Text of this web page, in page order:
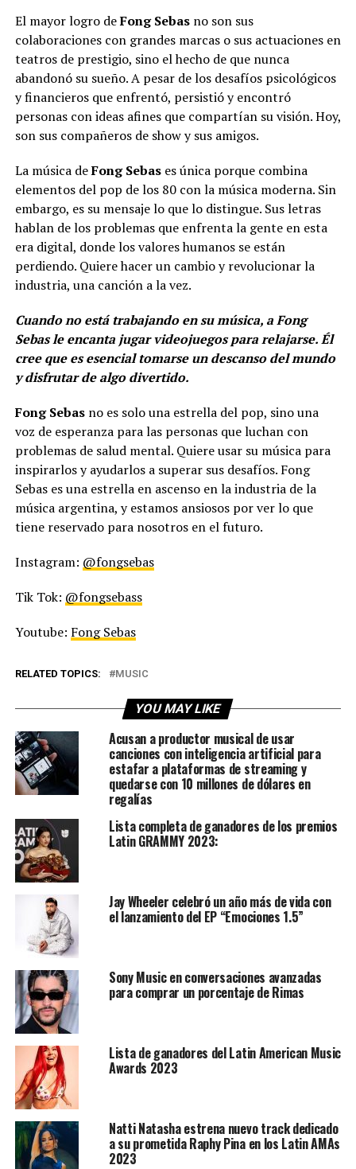
El mayor logro deFong Sebasno son sus
colaboraciones con grandes marcas o sus actuaciones en
teatros de prestigio, sino el hecho de que nunca
abandonó su sueño. A pesar de los desafíos psicológicos
y financieros que enfrentó, persistió y encontró
personas con ideas afines que compartían su visión. Hoy,
son sus compañeros de show y sus amigos.
La música deFong Sebases única porque combina
elementos del pop de los 80 con la música moderna. Sin
embargo, es su mensaje lo que lo distingue. Sus letras
hablan de los problemas que enfrenta la gente en esta
era digital, donde los valores humanos se están
perdiendo. Quiere hacer un cambio y revolucionar la
industria, una canción a la vez.
Cuando no está trabajando en su música, a Fong
Sebas le encanta jugar videojuegos para relajarse. Él
cree que es esencial tomarse un descanso del mundo
y disfrutar de algo divertido.
Fong Sebasno es solo una estrella del pop, sino una
voz de esperanza para las personas que luchan con
problemas de salud mental. Quiere usar su música para
inspirarlos y ayudarlos a superar sus desafíos. Fong
Sebas es una estrella en ascenso en la industria de la
música argentina, y estamos ansiosos por ver lo que
tiene reservado para nosotros en el futuro.
Instagram: @fongsebas
Tik Tok: @fongsebass
Youtube: Fong Sebas
RELATED TOPICS: MUSIC
YOU MAY LIKE
Acusan a productor musical de usar
canciones con inteligencia artificial para
estafar a plataformas de streaming y
quedarse con 10 millones de dólares en
regalías
Lista completa de ganadores de los premios
Latin GRAMMY 2023:
Jay Wheeler celebró un año más de vida con
el lanzamiento del EP “Emociones 1.5”
Sony Music en conversaciones avanzadas
para comprar un porcentaje de Rimas
Lista de ganadores del Latin American Music
Awards 2023
Natti Natasha estrena nuevo track dedicado
a su prometida Raphy Pina en los Latin AMAs
2023